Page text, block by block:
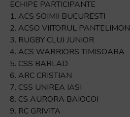
ECHIPE PARTICIPANTE
1. ACS SOIMII BUCURESTI
2. ACSO VIITORUL PANTELIMON
3. RUGBY CLUJ JUNIOR
4. ACS WARRIORS TIMISOARA
5. CSS BARLAD
6. ARC CRISTIAN
7. CSS UNIREA IASI
8. CS AURORA BAIOCOI
9. RC GRIVITA